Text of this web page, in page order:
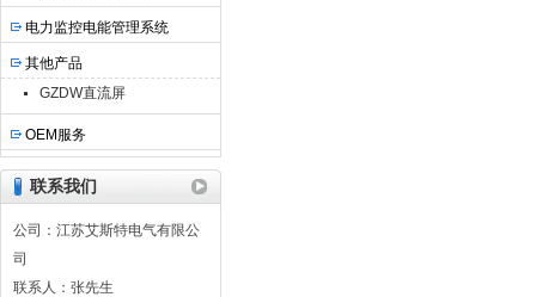
电力监控电能管理系统
其他产品
GZDW直流屏
OEM服务
联系我们
公司：江苏艾斯特电气有限公
司
联系人：张先生